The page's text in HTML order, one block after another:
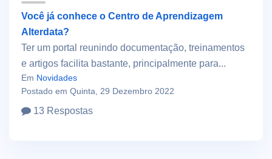
Você já conhece o Centro de Aprendizagem
Alterdata?
Ter um portal reunindo documentação, treinamentos
e artigos facilita bastante, principalmente para...
Em Novidades
Postado em Quinta, 29 Dezembro 2022
13 Respostas